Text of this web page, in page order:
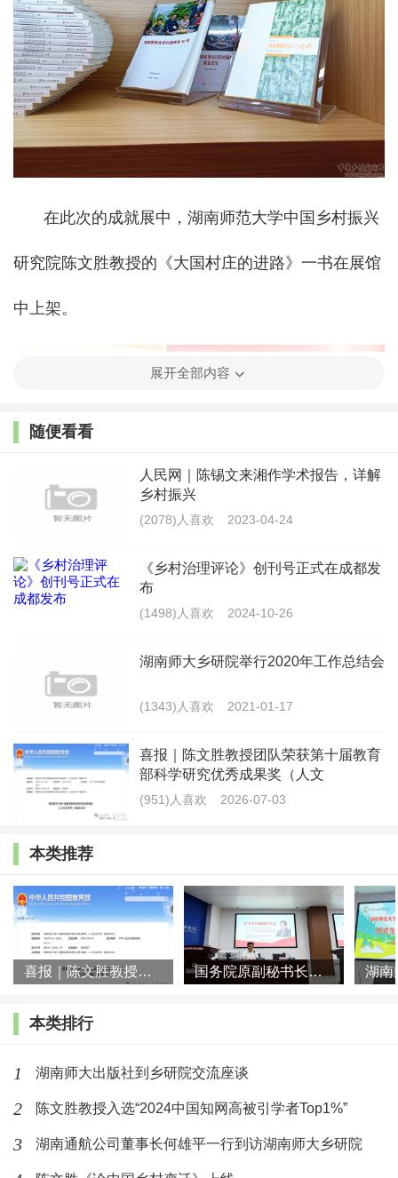
在此次的成就展中，湖南师范大学中国乡村振兴
研究院陈文胜教授的《大国村庄的进路》一书在展馆
中上架。
陈文胜新著《大国村庄的进路》出版
陈文胜《大国村庄的进路》上线
书评｜杜志雄:面向中国全面现代化进程的村庄
最新文章
喜报｜陈文胜教授团队荣获第十届教育
《再造乡土：历史坐标地的新山乡巨
展开全部内容
随便看看
人民网｜陈锡文来湘作学术报告，详解
乡村振兴
(2078)人喜欢 2023-04-24
《乡村治理评论》创刊号正式在成都发
布
(1498)人喜欢 2024-10-26
湖南师大乡研院举行2020年工作总结会
(1343)人喜欢 2021-01-17
喜报｜陈文胜教授团队荣获第十届教育
部科学研究优秀成果奖（人文
(951)人喜欢 2026-07-03
本类推荐
喜报｜陈文胜教授团队荣获第十届教育部科学研究优秀成果奖（人文 国务院原副秘书长郭玮莅临湖南师大乡研院作专题讲座
本类排行
1 湖南师大出版社到乡研院交流座谈
2 陈文胜教授入选“2024中国知网高被引学者Top1%”
3 湖南通航公司董事长何雄平一行到访湖南师大乡研院